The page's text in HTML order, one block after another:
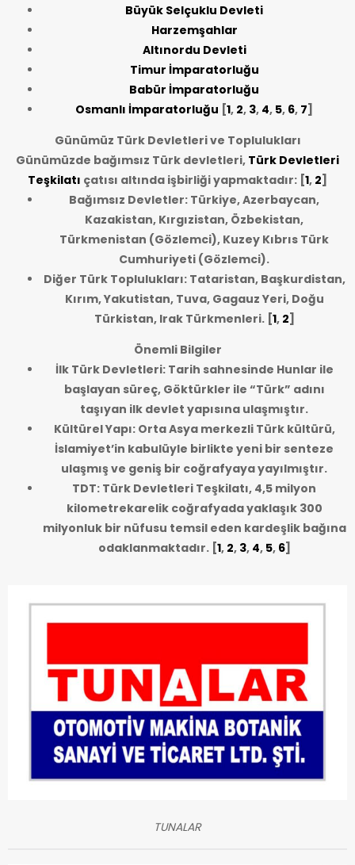
Büyük Selçuklu Devleti
Harzemşahlar
Altınordu Devleti
Timur İmparatorluğu
Babür İmparatorluğu
Osmanlı İmparatorluğu [1, 2, 3, 4, 5, 6, 7]
Günümüz Türk Devletleri ve Toplulukları
Günümüzde bağımsız Türk devletleri, Türk Devletleri
Teşkilatı çatısı altında işbirliği yapmaktadır: [1, 2]
Bağımsız Devletler: Türkiye, Azerbaycan,
Kazakistan, Kırgızistan, Özbekistan,
Türkmenistan (Gözlemci), Kuzey Kıbrıs Türk
Cumhuriyeti (Gözlemci).
Diğer Türk Toplulukları: Tataristan, Başkurdistan,
Kırım, Yakutistan, Tuva, Gagauz Yeri, Doğu
Türkistan, Irak Türkmenleri.[1, 2]
Önemli Bilgiler
İlk Türk Devletleri: Tarih sahnesinde Hunlar ile
başlayan süreç, Göktürkler ile “Türk” adını
taşıyan ilk devlet yapısına ulaşmıştır.
Kültürel Yapı: Orta Asya merkezli Türk kültürü,
İslamiyet’in kabulüyle birlikte yeni bir senteze
ulaşmış ve geniş bir coğrafyaya yayılmıştır.
TDT: Türk Devletleri Teşkilatı, 4,5 milyon
kilometrekarelik coğrafyada yaklaşık 300
milyonluk bir nüfusu temsil eden kardeşlik bağına
odaklanmaktadır.[1, 2, 3, 4, 5, 6]
TUNALAR